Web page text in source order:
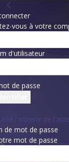
vous à votre
d'utilisateur
de passe
obtenir de l'aide
de mot de passe
mot de passe